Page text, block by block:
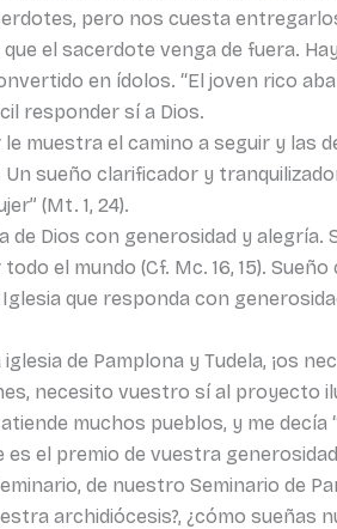
pero nos cuesta
el sacerdote venga de fuera.
en ídolos. “El joven rico
responder sí a Dios.
muestra el camino a seguir y las
sueño clarificador y
(Mt. 1, 24).
Dios con generosidad y alegría.
el mundo (Cf. Mc. 16, 15).
que responda con
de Pamplona y Tudela, ¡os
necesito vuestro sí al proyecto
muchos pueblos, y me decía
el premio de vuestra
de nuestro Seminario de
archidiócesis?, ¿cómo sueñas